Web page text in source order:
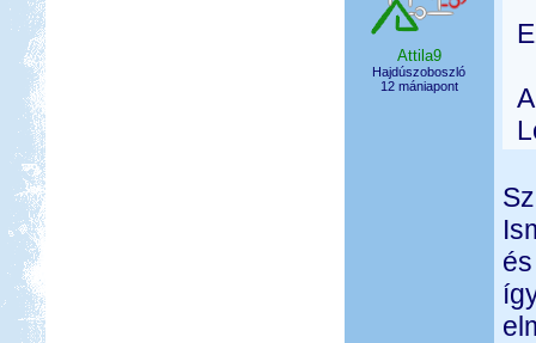
Attila9
Hajdúszoboszló
12 mániapont
és